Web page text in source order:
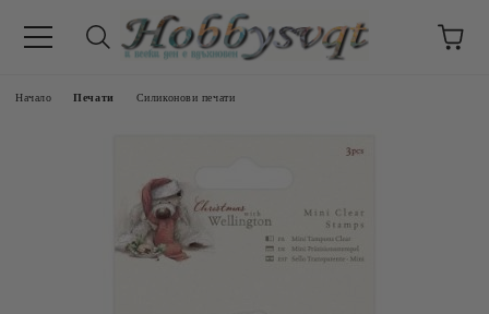
Начало Печати Силиконови печати